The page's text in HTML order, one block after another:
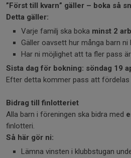
”Först till kvarn” gäller – boka så
Detta gäller:
Varje familj ska boka minst 2
Gäller oavsett hur många barn ni
Har ni möjlighet att ta fler pass
Sista dag för bokning: söndag 19
Efter detta kommer pass att
Bidrag till finlotteriet
Alla barn i föreningen ska bidra med
finlotteri.
Så här gör ni:
Lämna vinsten i klubbstugan